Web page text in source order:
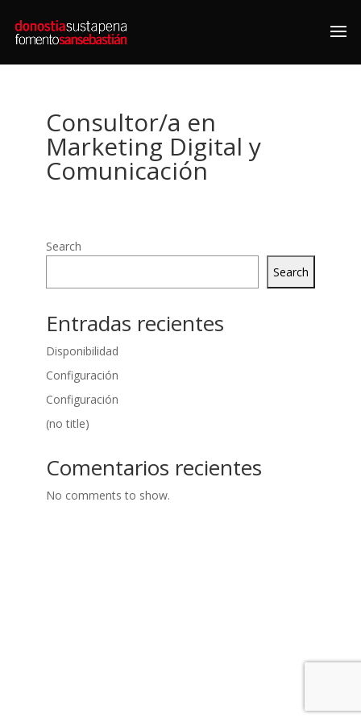
Consultor/a en
Marketing Digital y
Comunicación
Search
Search
Entradas recientes
Disponibilidad
Configuración
Configuración
(no title)
Comentarios recientes
No comments to show.